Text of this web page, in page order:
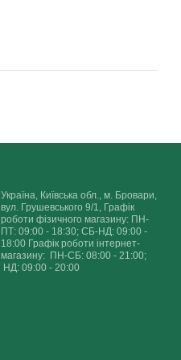
Україна, Київська обл., м. Бровари,
вул. Грушевського 9/1, Графік
роботи фізичного магазину: ПН-
ПТ: 09:00 - 18:30; СБ-НД: 09:00 -
18:00 Графік роботи інтернет-
магазину: ПН-СБ: 08:00 - 21:00;
НД: 09:00 - 20:00